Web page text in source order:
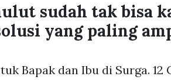
sudah tak bisa
yang paling
Bapak dan Ibu di Surga. 12